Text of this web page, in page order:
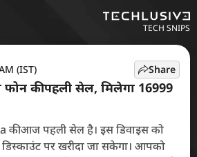
TECH SNIPS
(IST)
की पहली सेल, मिलेगा 16999
की आज पहली सेल है। इस डिवाइस को
पर खरीदा जा सकेगा। आपको
Share